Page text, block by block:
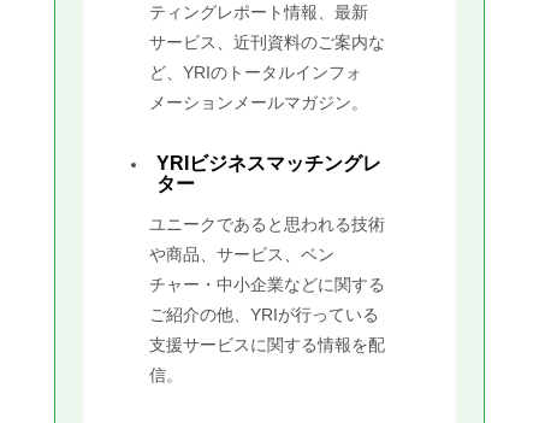
ティングレポート情報、最新
サービス、近刊資料のご案内な
ど、YRIのトータルインフォ
メーションメールマガジン。
YRIビジネスマッチングレ
ター
ユニークであると思われる技術
や商品、サービス、ベン
チャー・中小企業などに関する
ご紹介の他、YRIが行っている
支援サービスに関する情報を配
信。